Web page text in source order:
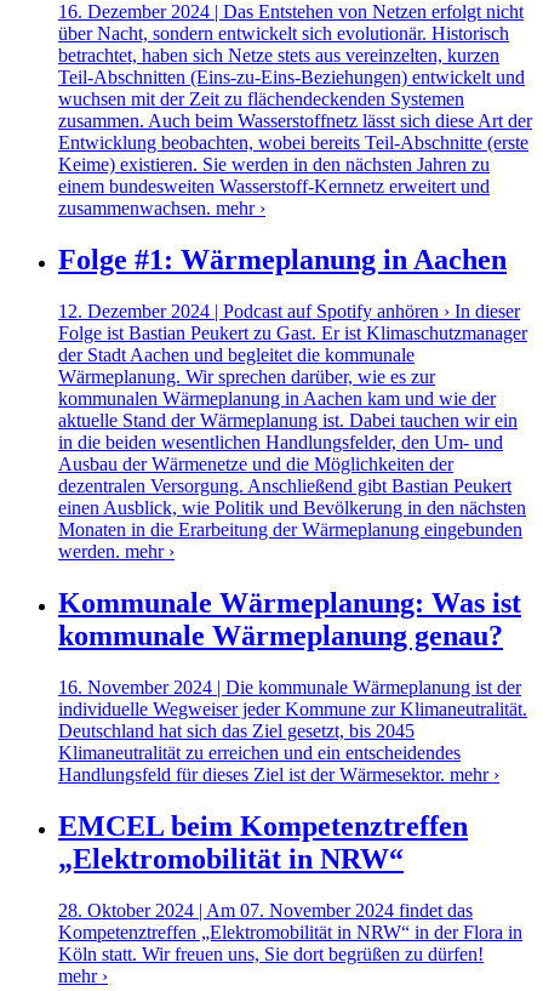
16. Dezember 2024 | Das Entstehen von Netzen erfolgt nicht
über Nacht, sondern entwickelt sich evolutionär. Historisch
betrachtet, haben sich Netze stets aus vereinzelten, kurzen
Teil-Abschnitten (Eins-zu-Eins-Beziehungen) entwickelt und
wuchsen mit der Zeit zu flächendeckenden Systemen
zusammen. Auch beim Wasserstoffnetz lässt sich diese Art der
Entwicklung beobachten, wobei bereits Teil-Abschnitte (erste
Keime) existieren. Sie werden in den nächsten Jahren zu
einem bundesweiten Wasserstoff-Kernnetz erweitert und
zusammenwachsen. mehr ›
Folge #1: Wärmeplanung in Aachen
12. Dezember 2024 | Podcast auf Spotify anhören › In dieser
Folge ist Bastian Peukert zu Gast. Er ist Klimaschutzmanager
der Stadt Aachen und begleitet die kommunale
Wärmeplanung. Wir sprechen darüber, wie es zur
kommunalen Wärmeplanung in Aachen kam und wie der
aktuelle Stand der Wärmeplanung ist. Dabei tauchen wir ein
in die beiden wesentlichen Handlungsfelder, den Um- und
Ausbau der Wärmenetze und die Möglichkeiten der
dezentralen Versorgung. Anschließend gibt Bastian Peukert
einen Ausblick, wie Politik und Bevölkerung in den nächsten
Monaten in die Erarbeitung der Wärmeplanung eingebunden
werden. mehr ›
Kommunale Wärmeplanung: Was ist
kommunale Wärmeplanung genau?
16. November 2024 | Die kommunale Wärmeplanung ist der
individuelle Wegweiser jeder Kommune zur Klimaneutralität.
Deutschland hat sich das Ziel gesetzt, bis 2045
Klimaneutralität zu erreichen und ein entscheidendes
Handlungsfeld für dieses Ziel ist der Wärmesektor. mehr ›
EMCEL beim Kompetenztreffen
„Elektromobilität in NRW“
28. Oktober 2024 | Am 07. November 2024 findet das
Kompetenztreffen „Elektromobilität in NRW“ in der Flora in
Köln statt. Wir freuen uns, Sie dort begrüßen zu dürfen!
mehr ›